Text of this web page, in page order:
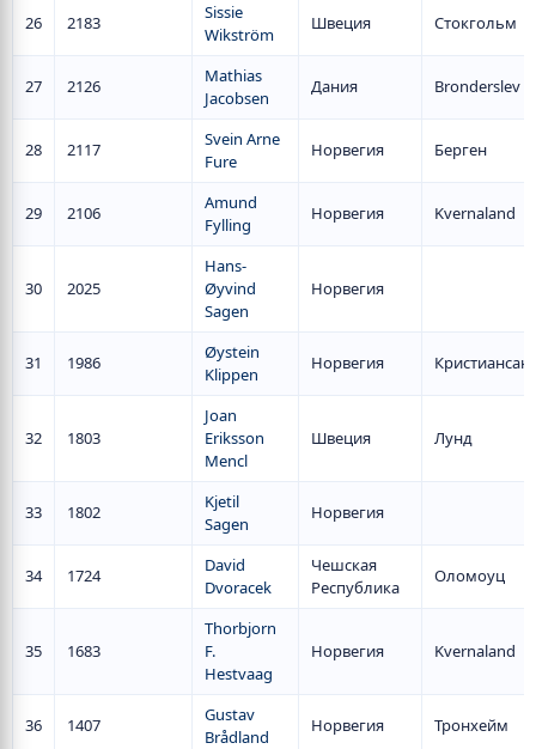
26 2183
Sissie
Wikström
Швеция Стокгольм
27 2126
Mathias
Jacobsen
Дания Bronderslev
28 2117
Svein Arne
Fure
Норвегия Берген
29 2106
Amund
Fylling
Норвегия Kvernaland
30 2025
Hans-
Øyvind
Sagen
Норвегия
31 1986
Øystein
Klippen
Норвегия
32 1803
Joan
Eriksson
Mencl
Швеция Лунд
33 1802
Kjetil
Sagen
Норвегия
34 1724
David
Dvoracek
Чешская
Республика
Оломоуц
35 1683
Thorbjorn
F.
Hestvaag
Норвегия Kvernaland
36 1407
Gustav
Brådland
Норвегия Тронхейм